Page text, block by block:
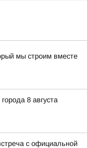
мы строим вместе
8 августа
с официальной